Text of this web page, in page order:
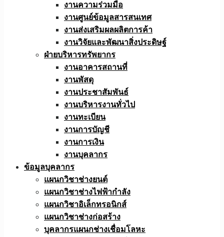
งานความร่วมมือ
งานศูนย์ข้อมูลสารสนเทศ
งานส่งเสริมผลผลิตการค้า
งานวิจัยและพัฒนาสิ่งประดิษฐ์
ฝ่ายบริหารทรัพยากร
งานอาคารสถานที่
งานพัสดุ
งานประชาสัมพันธ์
งานบริหารงานทั่วไป
งานทะเบียน
งานการบัญชี
งานการเงิน
งานบุคลากร
ข้อมูลบุคลากร
แผนกวิชาช่างยนต์
แผนกวิชาช่างไฟฟ้ากำลัง
แผนกวิชาอิเล็กทรอนิกส์
แผนกวิชาช่างก่อสร้าง
บุคลากรแผนกช่างเชื่อมโลหะ